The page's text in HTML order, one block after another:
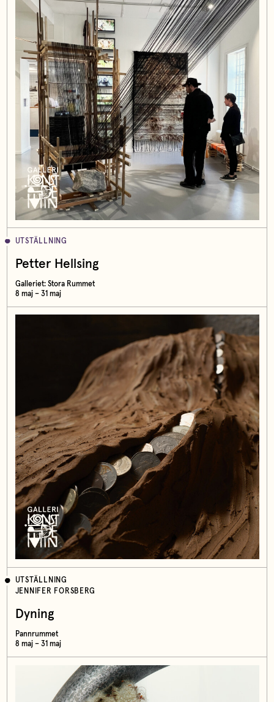
UTSTÄLLNING
Petter Hellsing
Galleriet: Stora Rummet
8 maj – 31 maj
UTSTÄLLNING
JENNIFER FORSBERG
Dyning
Pannrummet
8 maj – 31 maj